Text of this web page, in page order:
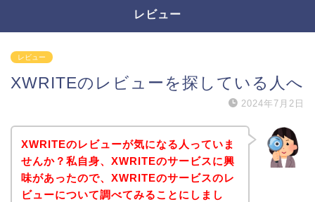
レビュー
レビュー
XWRITEのレビューを探している人へ
2024年7月2日
XWRITEのレビューが気になる人っていま
せんか？私自身、XWRITEのサービスに興
味があったので、XWRITEのサービスのレ
ビューについて調べてみることにしまし